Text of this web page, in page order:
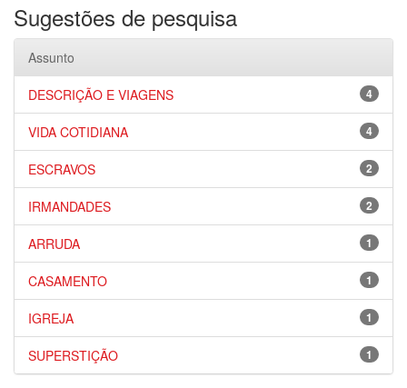
Sugestões de pesquisa
Assunto
4
DESCRIÇÃO E VIAGENS
4
VIDA COTIDIANA
2
ESCRAVOS
2
IRMANDADES
1
ARRUDA
1
CASAMENTO
1
IGREJA
1
SUPERSTIÇÃO